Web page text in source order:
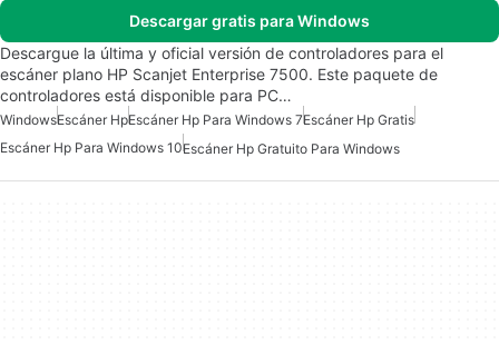
Descargar gratis para Windows
Descargue la última y oficial versión de controladores para el
escáner plano HP Scanjet Enterprise 7500. Este paquete de
controladores está disponible para PC…
WindowsEscáner HpEscáner Hp Para Windows 7Escáner Hp Gratis
Escáner Hp Para Windows 10Escáner Hp Gratuito Para Windows